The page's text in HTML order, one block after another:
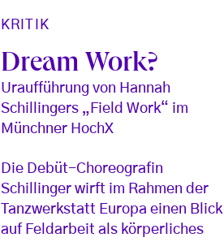
KRITIK
Dream Work?
Uraufführung von Hannah
Schillingers „Field Work“ im
Münchner HochX
Die Debüt-Choreografin
Schillinger wirft im Rahmen der
Tanzwerkstatt Europa einen Blick
auf Feldarbeit als körperliches